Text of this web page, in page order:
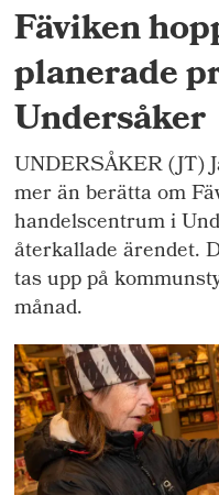
Fäviken
planerade
Undersåker
UNDERSÅKER (JT)
mer än berätta om
handelscentrum i
återkallade ärendet.
tas upp på
månad.